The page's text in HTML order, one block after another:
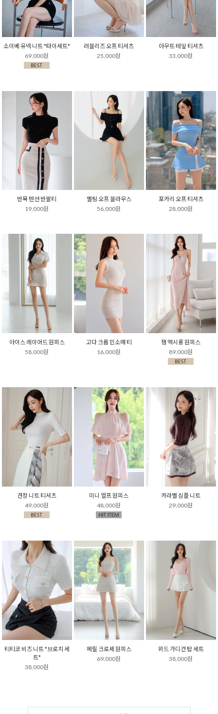
소이베 유넥 니트 *타이세트*
69,000원
러블리즈 오프 티셔츠
25,000원
아우트 테잎 티셔츠
33,000원
반목 텐션 반팔티
19,000원
멜팅 오프 블라우스
56,000원
포카리 오프 티셔츠
28,000원
아이스 레이어드 원피스
58,000원
고다 크롭 민소매 티
16,000원
젬 맥시롱 원피스
89,000원
견장 니트 티셔츠
49,000원
미니 엘프 원피스
48,000원
카라멜 심플 니트
29,000원
티티코 비즈 니트 *브로치 세
트*
38,000원
메릴 크로셰 원피스
69,000원
위드 가디건 탑 세트
38,000원